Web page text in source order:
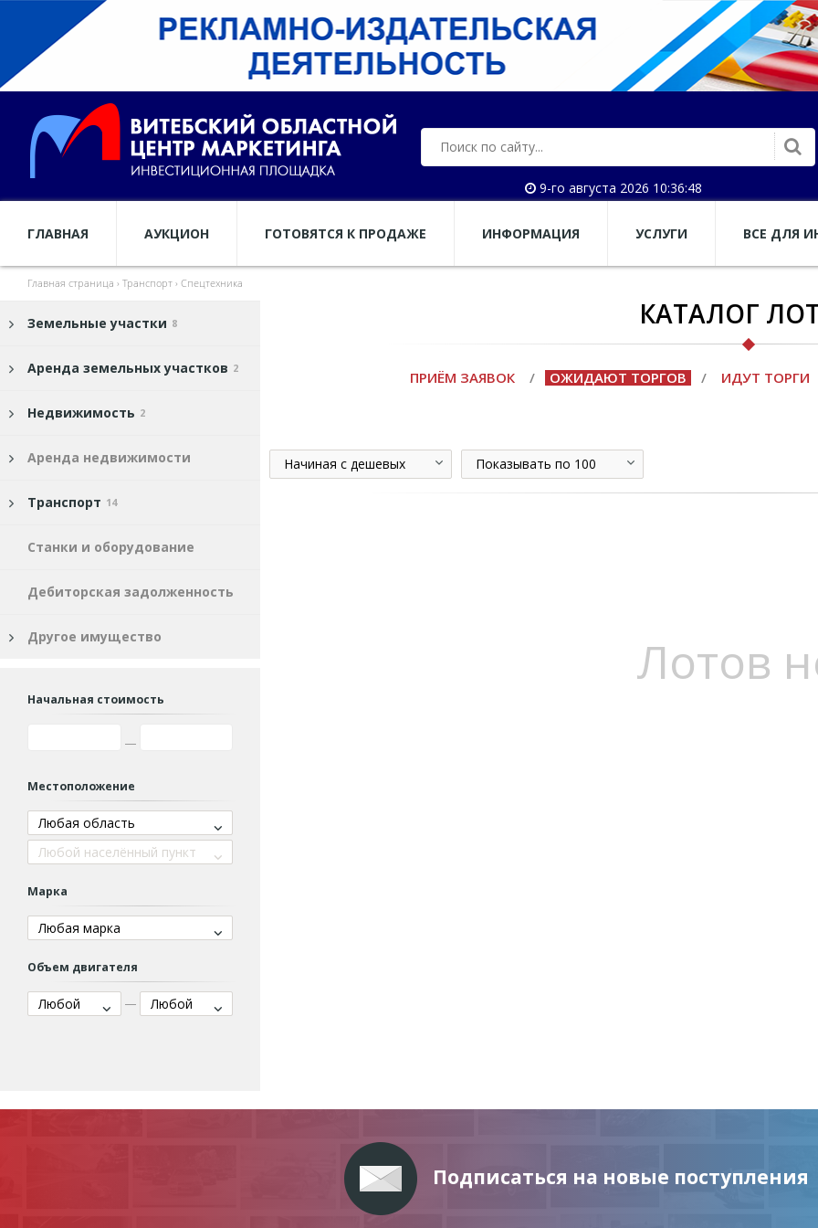
9-го августа 2026 10:36:49
ГЛАВНАЯ АУКЦИОН ГОТОВЯТСЯ К ПРОДАЖЕ ИНФОРМАЦИЯ УСЛУГИ ВСЕ ДЛЯ
Главная страница › Транспорт › Спецтехника
Земельные участки 8
Аренда земельных участков 2
Недвижимость 2
Аренда недвижимости
Транспорт 14
Станки и оборудование
Дебиторская задолженность
Другое имущество
Начальная стоимость
Местоположение
Любая область
Любой населённый пункт
Марка
Любая марка
Объем двигателя
Любой Любой
КАТАЛОГ
ПРИЁМ ЗАЯВОК / ОЖИДАЮТ ТОРГОВ / ИДУТ ТОРГИ
Начиная с дешевых Показывать по 100
Лотов
Подписаться на новые поступления